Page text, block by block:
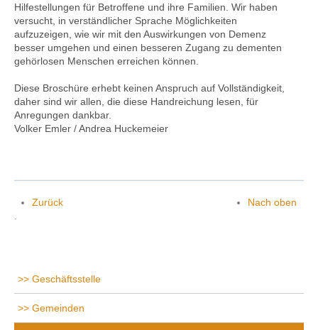
Hilfestellungen für Betroffene und ihre Familien. Wir haben
versucht, in verständlicher Sprache Möglichkeiten
aufzuzeigen, wie wir mit den Auswirkungen von Demenz
besser umgehen und einen besseren Zugang zu dementen
gehörlosen Menschen erreichen können.
Diese Broschüre erhebt keinen Anspruch auf Vollständigkeit,
daher sind wir allen, die diese Handreichung lesen, für
Anregungen dankbar.
Volker Emler / Andrea Huckemeier
Zurück
Nach oben
Geschäftsstelle
Gemeinden